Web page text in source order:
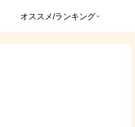
オススメ/ランキング